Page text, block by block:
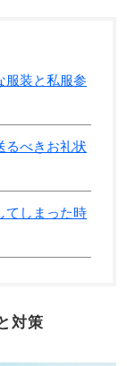
服装と私服参
るべきお礼状
てしまった時
対策